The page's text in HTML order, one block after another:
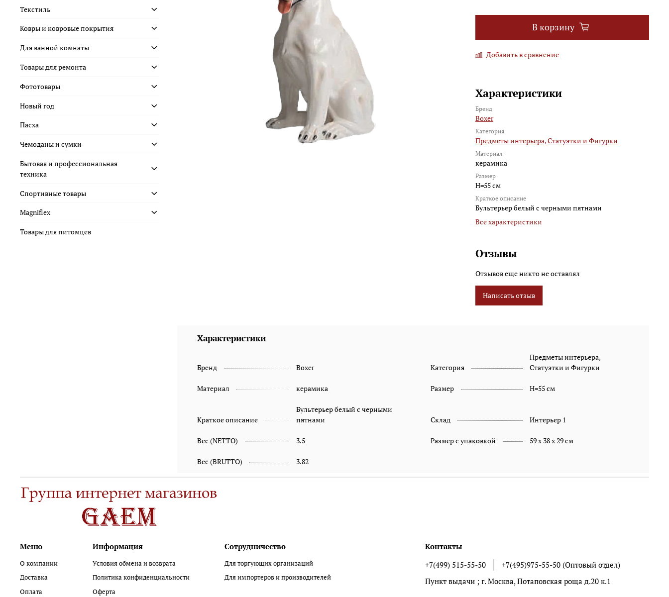
В корзину
Добавить в сравнение
Характеристики
Бренд
Boxer
Категория
Предметы интерьера,Статуэтки и Фигурки
Материал
керамика
Размер
H=55 см
Краткое описание
Бультерьер белый с черными пятнами
Все характеристики
Отзывы
Отзывов еще никто не оставлял
Написать отзыв
Характеристики
Бренд Boxer Категория
Предметы интерьера,
Статуэтки и Фигурки
Материал керамика Размер H=55 см
Краткое описание
Бультерьер белый с черными
пятнами
Склад Интерьер 1
Вес (NETTO) 3.5 Размер с упаковкой 59 х 38 х 29 см
Вес (BRUTTO) 3.82
Текстиль
Ковры и ковровые покрытия
Для ванной комнаты
Товары для ремонта
Фототовары
Новый год
Пасха
Чемоданы и сумки
Бытовая и профессиональная
техника
Спортивные товары
Magniflex
Товары для питомцев
Меню
О компании
Доставка
Оплата
Информация
Условия обмена и возврата
Политика конфиденциальности
Оферта
Сотрудничество
Для торгующих организаций
Для импортеров и производителей
Контакты
+7(499) 515-55-50
+7(495)975-55-50 (Оптовый отдел)
Пункт выдачи ; г. Москва, Потаповская роща д.20 к.1